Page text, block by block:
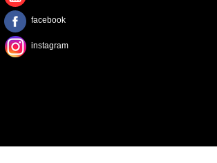
facebook
instagram